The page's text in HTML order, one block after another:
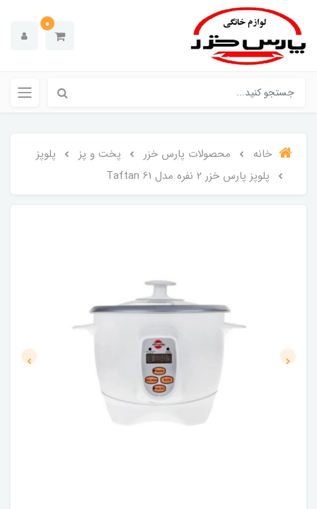
0
خانه محصولات پارس خزر پخت و پز
پلوپز
پلوپز پارس خزر 2 نفره مدل Taftan 61